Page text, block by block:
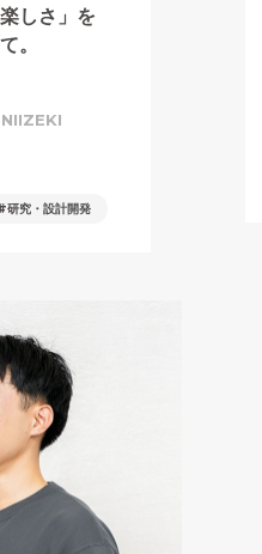
しさ」を
。
研究・設計開発